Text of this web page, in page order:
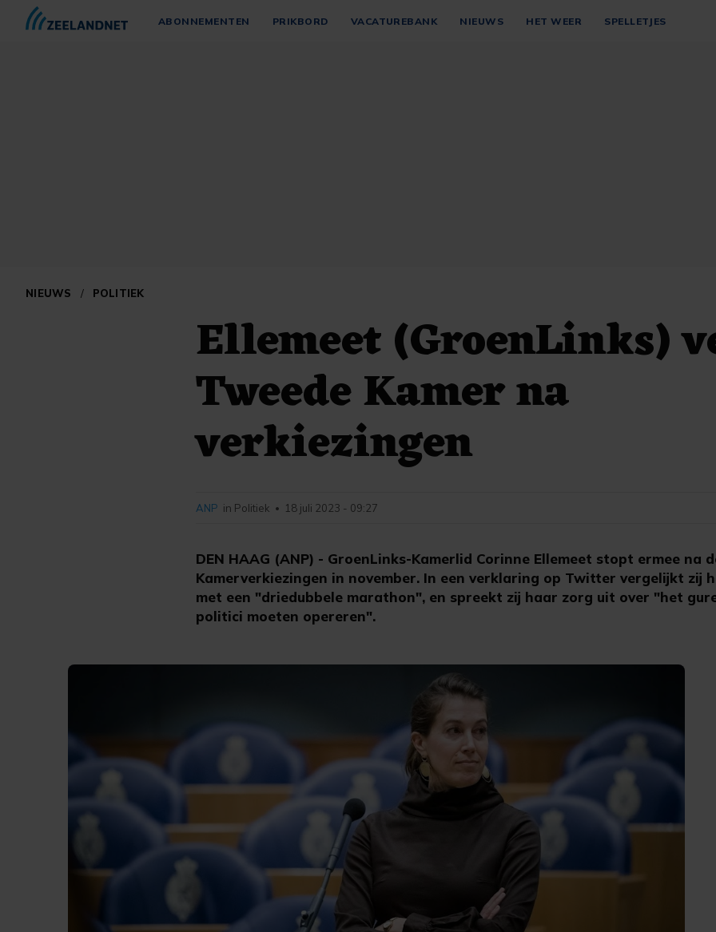
ABONNEMENTEN PRIKBORD VACATUREBANK NIEUWS HET WEER SPELLETJES
NIEUWS / POLITIEK
Ellemeet (GroenLinks)
Tweede Kamer na
verkiezingen
DEN HAAG (ANP) - GroenLinks-Kamerlid Corinne Ellemeet stopt ermee na
Kamerverkiezingen in november. In een verklaring op Twitter vergelijkt zij
met een "driedubbele marathon", en spreekt zij haar zorg uit over "het
politici moeten opereren".
ANP in Politiek • 18 juli 2023 - 09:27